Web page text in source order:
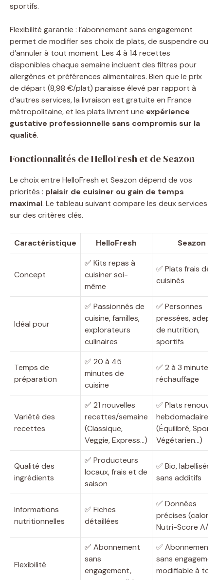
sportifs.
Flexibilité garantie : l’abonnement sans engagement
permet de modifier ses choix de plats, de suspendre ou
d’annuler à tout moment. Les 4 à 14 recettes
disponibles chaque semaine incluent des filtres pour
allergènes et préférences alimentaires. Bien que le prix
de départ (8,98 €/plat) paraisse élevé par rapport à
d’autres services, la livraison est gratuite en France
métropolitaine, et les plats livrent une expérience
gustative professionnelle sans compromis sur la
qualité.
Fonctionnalités de HelloFresh et de Seazon
Le choix entre HelloFresh et Seazon dépend de vos
priorités : plaisir de cuisiner ou gain de temps
maximal. Le tableau suivant compare les deux services
sur des critères clés.
Caractéristique HelloFresh Seazon
Concept
✅ Kits repas à
cuisiner soi-
même
✅ Plats frais déjà
cuisinés
Idéal pour
✅ Passionnés de
cuisine, familles,
explorateurs
culinaires
✅ Personnes
pressées,
de nutrition,
sportifs
Temps de
préparation
✅ 20 à 45
minutes de
cuisine
✅ 2 à 3 minutes
réchauffage
Variété des
recettes
✅ 21 nouvelles
recettes/semaine
(Classique,
Veggie, Express…)
✅ Plats
(Équilibré, Sportif,
Végétarien…)
Qualité des
ingrédients
✅ Producteurs
locaux, frais et de
saison
✅ Bio, labellisés,
sans additifs
Informations
nutritionnelles
✅ Fiches
détaillées
✅ Données
précises
Nutri-Score A/B)
Flexibilité
✅ Abonnement
sans
engagement,
✅ Abonnement
sans
modifiable à tout